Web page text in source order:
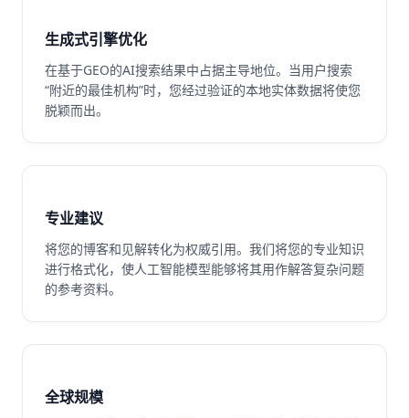
生成式引擎优化
在基于GEO的AI搜索结果中占据主导地位。当用户搜索
“附近的最佳机构”时，您经过验证的本地实体数据将使您
脱颖而出。
专业建议
将您的博客和见解转化为权威引用。我们将您的专业知识
进行格式化，使人工智能模型能够将其用作解答复杂问题
的参考资料。
全球规模